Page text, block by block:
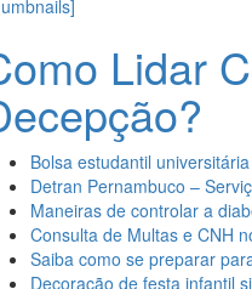
Lidar
Bolsa estudantil universitária
Detran Pernambuco –
Maneiras de controlar a
Consulta de Multas e CNH
Saiba como se preparar
Decoração de festa infantil